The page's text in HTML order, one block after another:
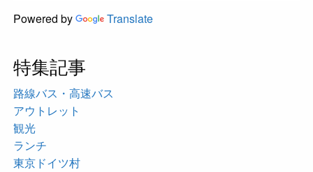
Powered by Translate
特集記事
路線バス・高速バス
アウトレット
観光
ランチ
東京ドイツ村